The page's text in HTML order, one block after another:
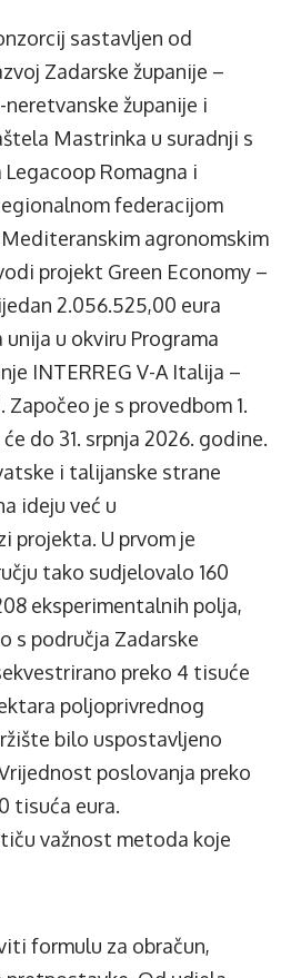
sastavljen od
Zadarske županije –
neretvanske županije i
Mastrinka u suradnji s
Romagna i
federacijom
agronomskim
projekt Green Economy –
2.056.525,00 eura
u okviru Programa
INTERREG V-A Italija –
Započeo je s provedbom 1.
do 31. srpnja 2026. godine.
i talijanske strane
ideju već u
projekta. U prvom je
tako sudjelovalo 160
eksperimentalnih polja,
s područja Zadarske
preko 4 tisuće
poljoprivrednog
bilo uspostavljeno
poslovanja preko
tisuća eura.
važnost metoda koje
formulu za obračun,